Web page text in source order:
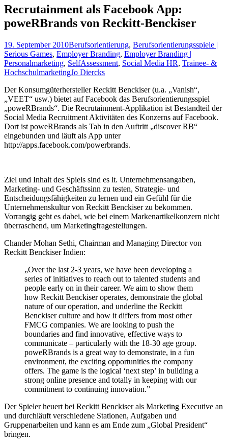
Recrutainment als Facebook App:
poweRBrands von Reckitt-Benckiser
19. September 2010Berufsorientierung, Berufsorientierungsspiele |
Serious Games, Employer Branding, Employer Branding |
Personalmarketing, SelfAssessment, Social Media HR, Trainee- &
HochschulmarketingJo Diercks
Der Konsumgüterhersteller Reckitt Benckiser (u.a. „Vanish“,
„VEET“ usw.) bietet auf Facebook das Berufsorientierungsspiel
„poweRBrands“. Die Recrutainment-Applikation ist Bestandteil der
Social Media Recruitment Aktivitäten des Konzerns auf Facebook.
Dort ist poweRBrands als Tab in den Auftritt „discover RB“
eingebunden und läuft als App unter
http://apps.facebook.com/powerbrands.
Ziel und Inhalt des Spiels sind es lt. Unternehmensangaben,
Marketing- und Geschäftssinn zu testen, Strategie- und
Entscheidungsfähigkeiten zu lernen und ein Gefühl für die
Unternehmenskultur von Reckitt Benckiser zu bekommen.
Vorrangig geht es dabei, wie bei einem Markenartikelkonzern nicht
überraschend, um Marketingfragestellungen.
Chander Mohan Sethi, Chairman and Managing Director von
Reckitt Benckiser Indien:
„Over the last 2-3 years, we have been developing a
series of initiatives to reach out to talented students and
people early on in their career. We aim to show them
how Reckitt Benckiser operates, demonstrate the global
nature of our operation, and underline the Reckitt
Benckiser culture and how it differs from most other
FMCG companies. We are looking to push the
boundaries and find innovative, effective ways to
communicate – particularly with the 18-30 age group.
poweRBrands is a great way to demonstrate, in a fun
environment, the exciting opportunities the company
offers. The game is the logical ‘next step’ in building a
strong online presence and totally in keeping with our
commitment to continuing innovation.”
Der Spieler heuert bei Reckitt Benckiser als Marketing Executive an
und durchläuft verschiedene Stationen, Aufgaben und
Gruppenarbeiten und kann es am Ende zum „Global President“
bringen.